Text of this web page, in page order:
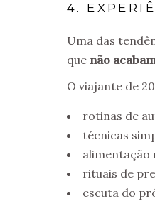
4.
Uma das
que não
O viajante de
rotinas de
técnicas
alimentação
rituais de
escuta do